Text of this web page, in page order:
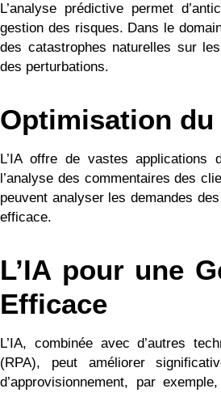
L’analyse prédictive permet
gestion des risques. Dans le
des catastrophes naturelles sur
des perturbations.
Optimisation du
L’IA offre de vastes
l’analyse des commentaires des
peuvent analyser les demandes
efficace.
L’IA pour une
Efficace
L’IA, combinée avec d’autres
(RPA), peut améliorer
d’approvisionnement, par